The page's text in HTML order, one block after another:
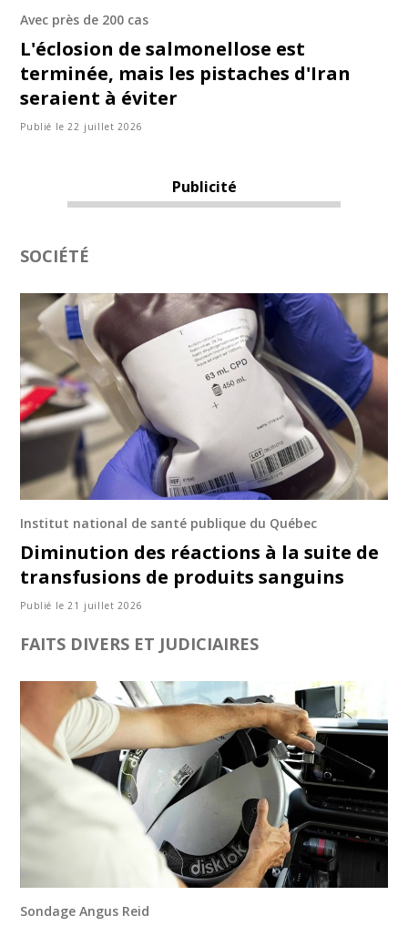
Avec près de 200 cas
L'éclosion de salmonellose est
terminée, mais les pistaches d'Iran
seraient à éviter
Publié le 22 juillet 2026
Publicité
SOCIÉTÉ
Institut national de santé publique du Québec
Diminution des réactions à la suite de
transfusions de produits sanguins
Publié le 21 juillet 2026
FAITS DIVERS ET JUDICIAIRES
Sondage Angus Reid